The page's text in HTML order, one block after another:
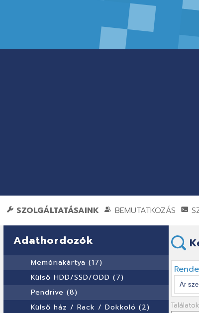
SZOLGÁLTATÁSAINK BEMUTATKOZÁS
Adathordozók
Memóriakártya (17)
Külső HDD/SSD/ODD (7)
Pendrive (8)
Külső ház / Rack / Dokkoló (2)